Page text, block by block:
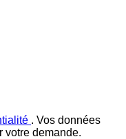
. Vos données
votre demande.